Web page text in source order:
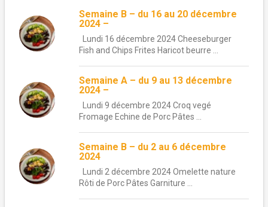
Semaine B – du 16 au 20 décembre
2024 –
Lundi 16 décembre 2024 Cheeseburger
Fish and Chips Frites Haricot beurre ...
Semaine A – du 9 au 13 décembre
2024 –
Lundi 9 décembre 2024 Croq vegé
Fromage Echine de Porc Pâtes ...
Semaine B – du 2 au 6 décembre
2024
Lundi 2 décembre 2024 Omelette nature
Rôti de Porc Pâtes Garniture ...